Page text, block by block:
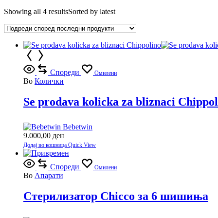
Showing all 4 resultsSorted by latest
Спореди Омилени
Во Колички
Se prodava kolicka za bliznaci
Bebetwin
9.000,00 ден
Додај во кошница Quick View
Спореди Омилени
Во Апарати
Стерилизатор Chicco за 6 шишиња